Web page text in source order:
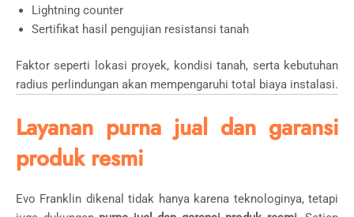
Lightning counter
Sertifikat hasil pengujian resistansi tanah
Faktor seperti lokasi proyek, kondisi tanah, serta kebutuhan
radius perlindungan akan mempengaruhi total biaya instalasi.
Layanan purna jual dan garansi
produk resmi
Evo Franklin dikenal tidak hanya karena teknologinya, tetapi